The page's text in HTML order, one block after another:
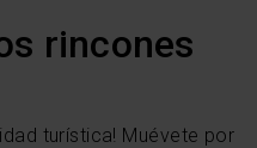
rincones
turística! Muévete por